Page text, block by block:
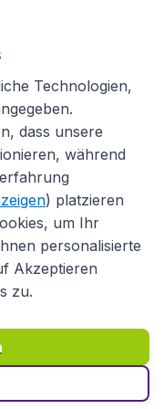
Copyright © 2026
Technologien,
dass unsere
während
) platzieren
um Ihr
personalisierte
Akzeptieren
zu.